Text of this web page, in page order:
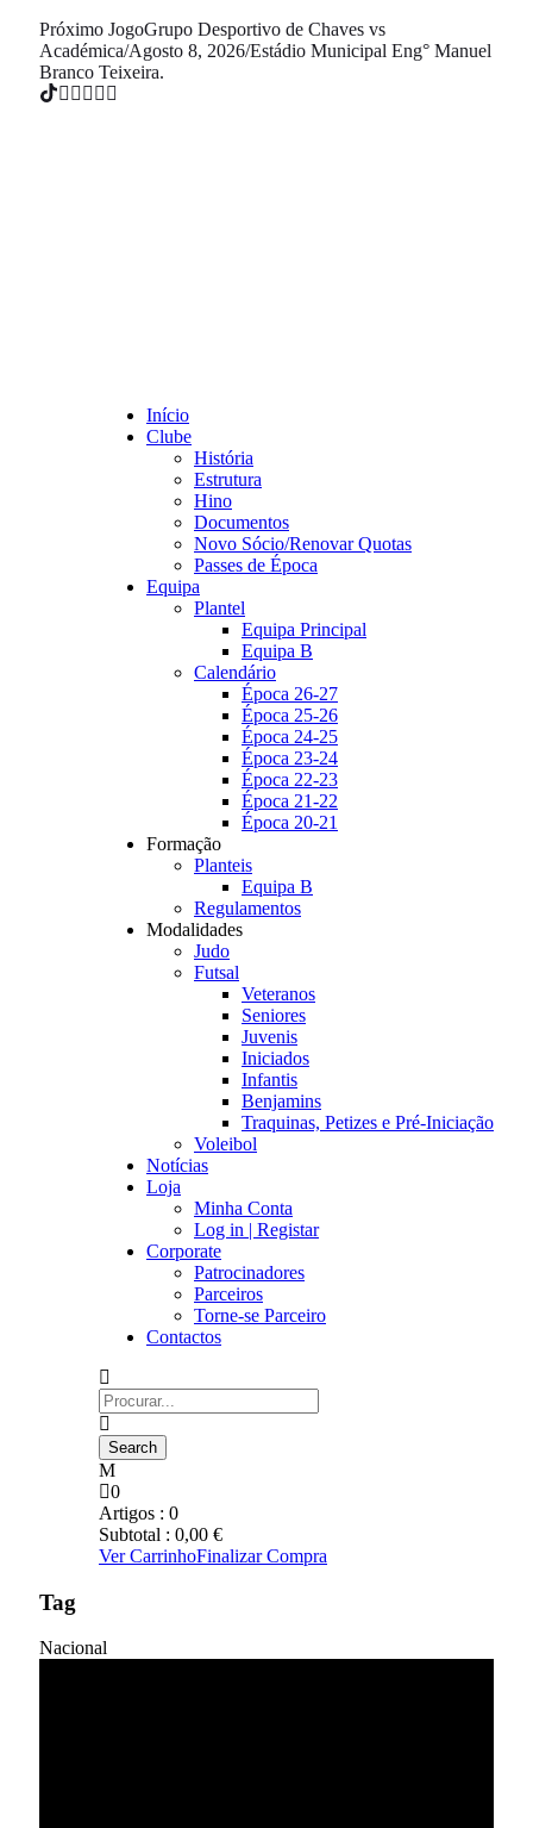
Próximo JogoGrupo Desportivo de Chaves vs
Académica/Agosto 8, 2026/Estádio Municipal Eng° Manuel
Branco Teixeira.
Início
Clube
História
Estrutura
Hino
Documentos
Novo Sócio/Renovar Quotas
Passes de Época
Equipa
Plantel
Equipa Principal
Equipa B
Calendário
Época 26-27
Época 25-26
Época 24-25
Época 23-24
Época 22-23
Época 21-22
Época 20-21
Formação
Planteis
Equipa B
Regulamentos
Modalidades
Judo
Futsal
Veteranos
Seniores
Juvenis
Iniciados
Infantis
Benjamins
Traquinas, Petizes e Pré-Iniciação
Voleibol
Notícias
Loja
Minha Conta
Log in | Registar
Corporate
Patrocinadores
Parceiros
Torne-se Parceiro
Contactos
0
Artigos : 0
Subtotal : 0,00 €
Ver CarrinhoFinalizar Compra
Tag
Nacional